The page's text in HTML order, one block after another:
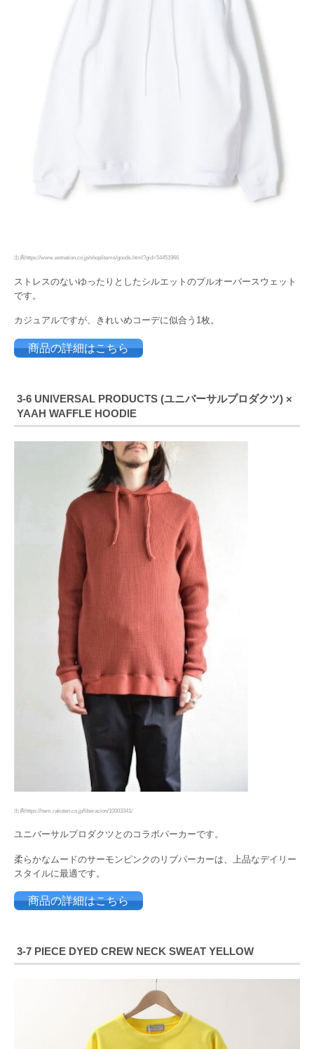
出典https://www.estnation.co.jp/shop/items/goods.html?gid=54451966
ストレスのないゆったりとしたシルエットのプルオーバースウェット
です。
カジュアルですが、きれいめコーデに似合う1枚。
商品の詳細はこちら
3-6 UNIVERSAL PRODUCTS (ユニバーサルプロダクツ) ×
YAAH WAFFLE HOODIE
出典https://item.rakuten.co.jp/liberacion/10003341/
ユニバーサルプロダクツとのコラボパーカーです。
柔らかなムードのサーモンピンクのリブパーカーは、上品なデイリー
スタイルに最適です。
商品の詳細はこちら
3-7 PIECE DYED CREW NECK SWEAT YELLOW